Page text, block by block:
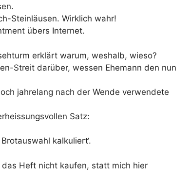
Steinläusen. Wirklich wahr!
übers Internet.
erklärt warum, weshalb, wieso?
Streit darüber, wessen Ehemann den nun
jahrelang nach der Wende verwendete
Satz:
kalkuliert‘.
Heft nicht kaufen, statt mich hier